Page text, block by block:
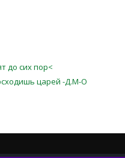
до сих пор<
царей -Д.М-О